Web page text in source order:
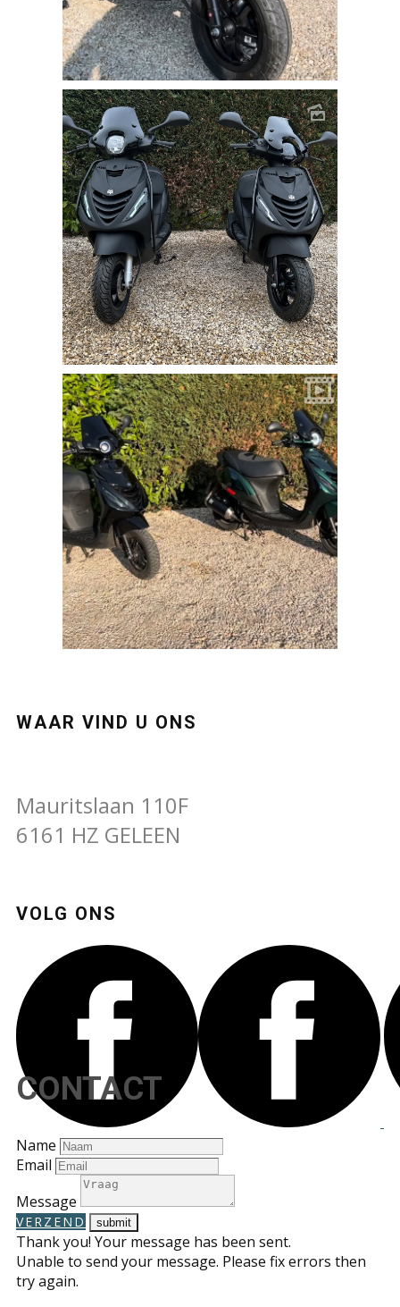
WAAR VIND U ONS
Mauritslaan 110F
6161 HZ GELEEN
VOLG ONS
CONTACT
Name
Email
Message
VERZEND
Thank you! Your message has been sent.
Unable to send your message. Please fix errors then
try again.